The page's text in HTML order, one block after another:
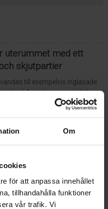
Om
för att anpassa innehållet
tillhandahålla funktioner
vår trafik. Vi
uterummet med ett
skjutpartier
till exempelvis inglasade
Låset skruvas enkelt fast
insexnyckel. Inga ytterligare
bakom skjutpartierna eller